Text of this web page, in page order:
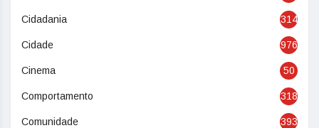
Cidadania 314
Cidade 976
Cinema 50
Comportamento 318
Comunidade 393